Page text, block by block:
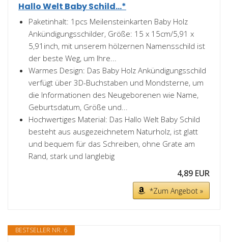
Hallo Welt Baby Schild...*
Paketinhalt: 1pcs Meilensteinkarten Baby Holz
Ankündigungsschilder, Größe: 15 x 15cm/5,91 x
5,91inch, mit unserem hölzernen Namensschild ist
der beste Weg, um Ihre...
Warmes Design: Das Baby Holz Ankündigungsschild
verfügt über 3D-Buchstaben und Mondsterne, um
die Informationen des Neugeborenen wie Name,
Geburtsdatum, Größe und...
Hochwertiges Material: Das Hallo Welt Baby Schild
besteht aus ausgezeichnetem Naturholz, ist glatt
und bequem für das Schreiben, ohne Grate am
Rand, stark und langlebig
4,89 EUR
*Zum Angebot »
BESTSELLER NR. 6